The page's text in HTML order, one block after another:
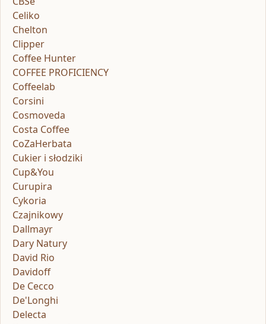
Celiko
Chelton
Clipper
Coffee Hunter
COFFEE PROFICIENCY
Coffeelab
Corsini
Cosmoveda
Costa Coffee
CoZaHerbata
Cukier i słodziki
Cup&You
Curupira
Cykoria
Czajnikowy
Dallmayr
Dary Natury
David Rio
Davidoff
De Cecco
De'Longhi
Delecta